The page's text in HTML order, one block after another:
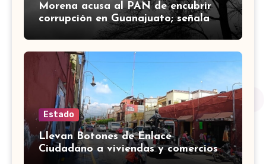
Morena acusa al PAN de encubrir
corrupción en Guanajuato; señala
desfalco de 107 mdp en Apaseo el
Estado
Llevan Botones de Enlace
Ciudadano a viviendas y comercios
de Yuriria